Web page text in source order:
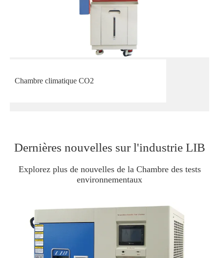
Chambre climatique CO2
Dernières nouvelles sur l'industrie LIB
Explorez plus de nouvelles de la Chambre des tests
environnementaux